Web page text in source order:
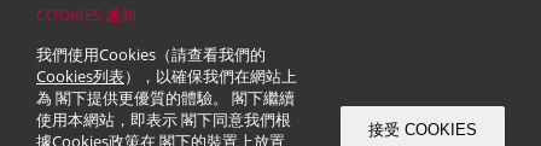
COOKIES 通知
我們使用Cookies（請查看我們的
Cookies列表），以確保我們在網站上
為 閣下提供更優質的體驗。 閣下繼續
使用本網站，即表示 閣下同意我們根
據Cookies政策在 閣下的裝置上放置
接受 COOKIES
© 2026 嘉里建設有限公司 (於百慕達註冊成立之有限公司)